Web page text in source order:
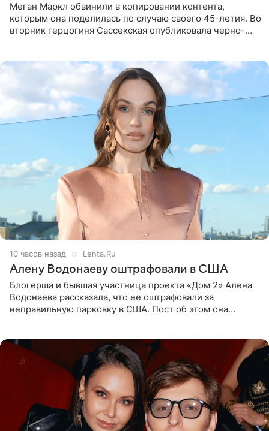
Меган Маркл обвинили в копировании контента,
которым она поделилась по случаю своего 45-летия. Во
вторник герцогиня Сассекская опубликовала черно-
10 часов назад Lenta.Ru
Алену Водонаеву оштрафовали в США
Блогерша и бывшая участница проекта «Дом 2» Алена
Водонаева рассказала, что ее оштрафовали за
неправильную парковку в США. Пост об этом она